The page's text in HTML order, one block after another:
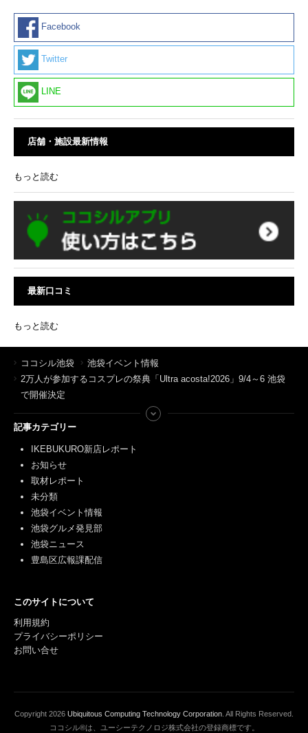
Facebook
Twitter
LINE
店舗・施設最新情報
もっと読む
最新口コミ
もっと読む
ココシル池袋
池袋イベント情報
2万人が参加するコスプレの祭典「Ultra acosta!2026」9/4～6 池袋
で開催決定
記事カテゴリー
IKEBUKURO新店レポート
お知らせ
取材レポート
未分類
池袋イベント情報
池袋グルメ発見部
池袋ニュース
豊島区広報課配信
このサイトについて
利用規約
プライバシーポリシー
お問い合せ
Copyright 2026 Ubiquitous Computing Technology Corporation . All Rights Reserved.
ココシル®は、ユーシーテクノロジ株式会社の登録商標です。